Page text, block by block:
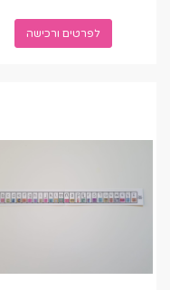
לפרטים ורכישה